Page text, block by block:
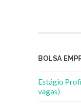
BOLSA
Estágio
vagas)